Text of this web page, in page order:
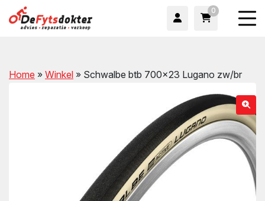
0
Home » Winkel » Schwalbe btb 700×23 Lugano zw/br